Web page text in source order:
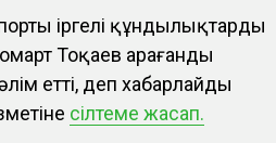
іргелі құндылықтарды
Тоқаев Қарағанды
етті, деп хабарлайды
сілтеме жасап.